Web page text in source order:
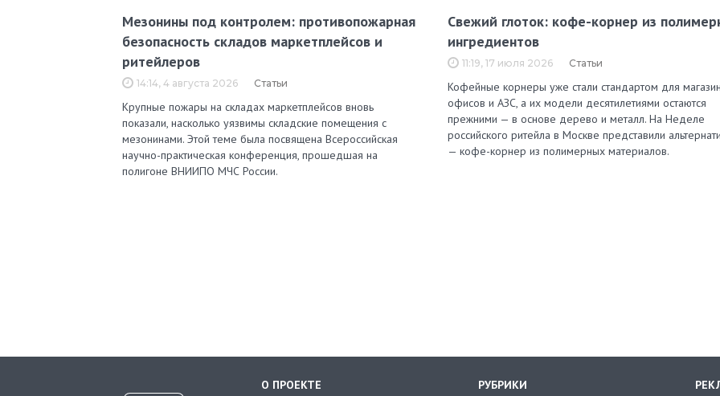
Мезонины под контролем: противопожарная
безопасность складов маркетплейсов и
ритейлеров
14:14, 4 августа 2026 Статьи
Крупные пожары на складах маркетплейсов вновь
показали, насколько уязвимы складские помещения с
мезонинами. Этой теме была посвящена Всероссийская
научно-практическая конференция, прошедшая на
полигоне ВНИИПО МЧС России.
Свежий глоток: кофе-корнер из
ингредиентов
11:19, 17 июля 2026 Статьи
Кофейные корнеры уже стали стандартом для
офисов и АЗС, а их модели десятилетиями остаются
прежними — в основе дерево и металл. На Неделе
российского ритейла в Москве представили
— кофе-корнер из полимерных материалов.
О ПРОЕКТЕ РУБРИКИ